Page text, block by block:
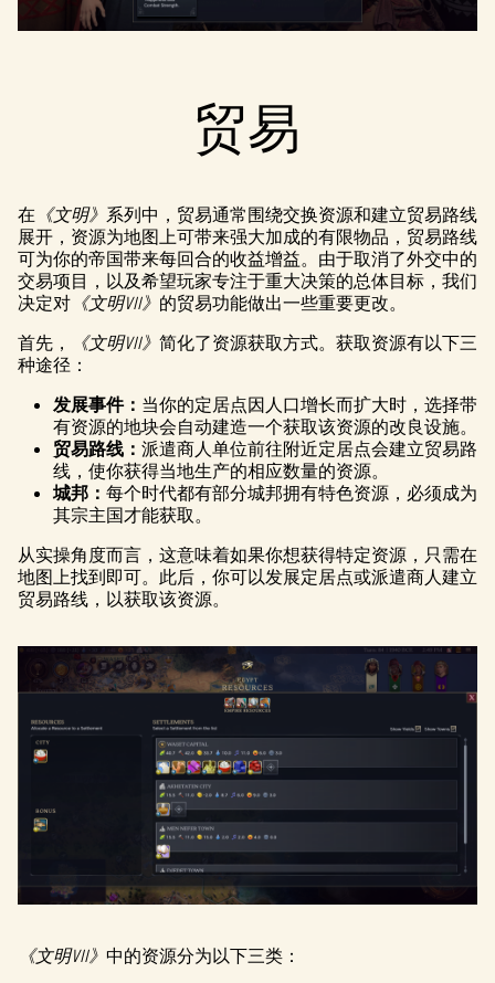
贸易
在 《文明》 系列中，贸易通常围绕交换资源和建立贸易路线
展开，资源为地图上可带来强大加成的有限物品，贸易路线
可为你的帝国带来每回合的收益增益。由于取消了外交中的
交易项目，以及希望玩家专注于重大决策的总体目标，我们
决定对 《文明VII》 的贸易功能做出一些重要更改。
首先，
《文明VII》 简化了资源获取方式。获取资源有以下三
种途径：
发展事件： 当你的定居点因人口增长而扩大时，选择带
有资源的地块会自动建造一个获取该资源的改良设施。
贸易路线： 派遣商人单位前往附近定居点会建立贸易路
线，使你获得当地生产的相应数量的资源。
城邦： 每个时代都有部分城邦拥有特色资源，必须成为
其宗主国才能获取。
从实操角度而言，这意味着如果你想获得特定资源，只需在
地图上找到即可。此后，你可以发展定居点或派遣商人建立
贸易路线，以获取该资源。
《文明VII》 中的资源分为以下三类：